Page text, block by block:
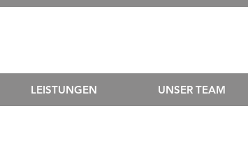
LEISTUNGEN UNSER TEAM